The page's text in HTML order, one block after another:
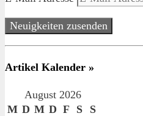
Neuigkeiten zusenden
Artikel Kalender »
August 2026
M D M D F S
S